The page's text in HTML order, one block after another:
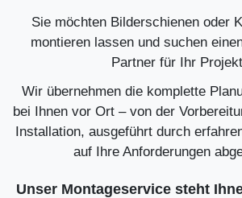
Sie möchten Bilderschienen oder
montieren lassen und suchen
Partner für Ihr
Wir übernehmen die komplette
bei Ihnen vor Ort – von der
Installation, ausgeführt durch
auf Ihre Anforderungen
Unser Montageservice steht